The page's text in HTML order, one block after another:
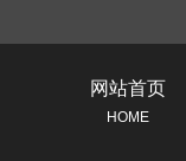
网站首页
HOME